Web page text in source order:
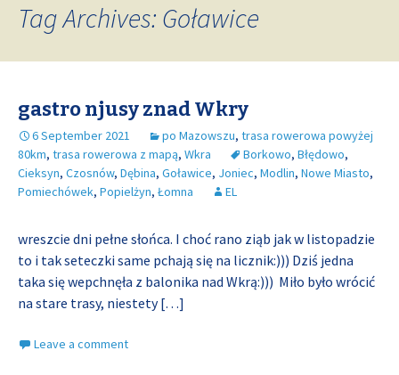
Tag Archives: Goławice
gastro njusy znad Wkry
6 September 2021 po Mazowszu, trasa rowerowa powyżej
80km, trasa rowerowa z mapą, Wkra Borkowo, Błędowo,
Cieksyn, Czosnów, Dębina, Goławice, Joniec, Modlin, Nowe Miasto,
Pomiechówek, Popielżyn, Łomna EL
wreszcie dni pełne słońca. I choć rano ziąb jak w listopadzie
to i tak seteczki same pchają się na licznik:))) Dziś jedna
taka się wepchnęła z balonika nad Wkrą:))) Miło było wrócić
na stare trasy, niestety[…]
Leave a comment